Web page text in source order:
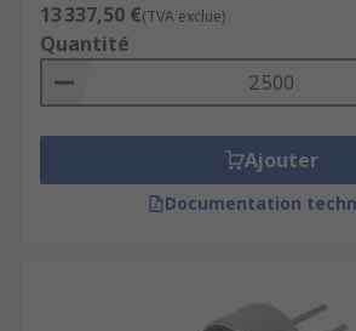
13 337,50 €(TVA exclue)
Quantité
Ajouter
Documentation